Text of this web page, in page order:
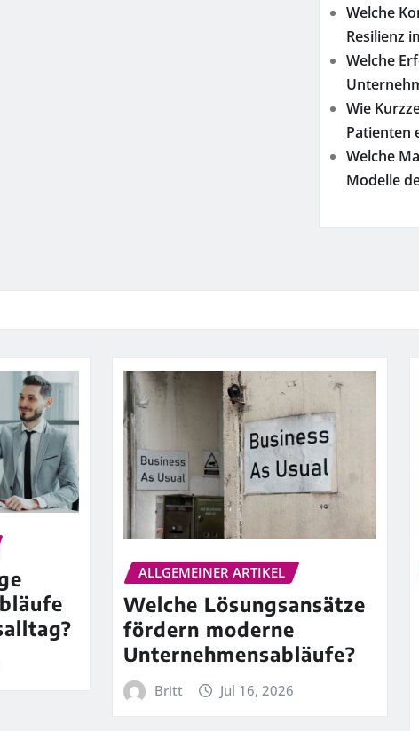
Welche
Resilienz
Welche
Wie
Patienten
Welche
Modelle
ALLGEMEINER ARTIKEL
Welche Lösungsansätze
fördern moderne
Unternehmensabläufe?
Britt Jul 16, 2026